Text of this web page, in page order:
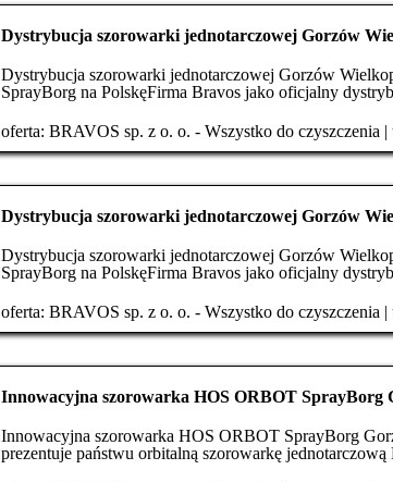
Dystrybucja szorowarki jednotarczowej Gorzów
Dystrybucja szorowarki jednotarczowej Gorzów
SprayBorg na PolskęFirma Bravos jako oficjalny
oferta: BRAVOS sp. z o. o. - Wszystko do czyszczenia |
Dystrybucja szorowarki jednotarczowej Gorzów
Dystrybucja szorowarki jednotarczowej Gorzów
SprayBorg na PolskęFirma Bravos jako oficjalny
oferta: BRAVOS sp. z o. o. - Wszystko do czyszczenia |
Innowacyjna szorowarka HOS ORBOT SprayBorg
Innowacyjna szorowarka HOS ORBOT SprayBorg
prezentuje państwu orbitalną szorowarkę